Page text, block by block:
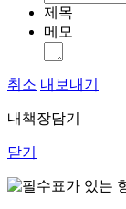
제목
메모
취소 내보내기
내책장담기
닫기
표가 있는